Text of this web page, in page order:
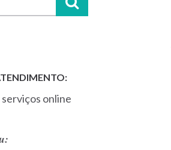
serviços online